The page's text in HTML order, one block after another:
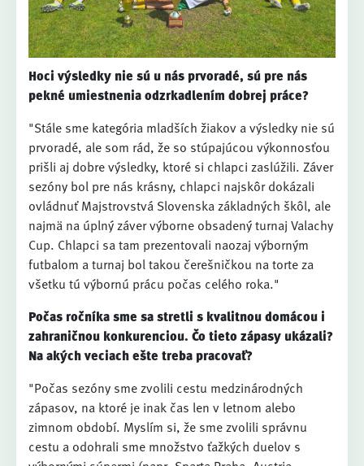
Hoci výsledky nie sú u nás prvoradé, sú pre nás
pekné umiestnenia odzrkadlením dobrej práce?
"Stále sme kategória mladších žiakov a výsledky nie sú
prvoradé, ale som rád, že so stúpajúcou výkonnosťou
prišli aj dobre výsledky, ktoré si chlapci zaslúžili. Záver
sezóny bol pre nás krásny, chlapci najskôr dokázali
ovládnuť Majstrovstvá Slovenska základných škôl, ale
najmä na úplný záver výborne obsadený turnaj Valachy
Cup. Chlapci sa tam prezentovali naozaj výborným
futbalom a turnaj bol takou čerešničkou na torte za
všetku tú výbornú prácu počas celého roka."
Počas ročníka sme sa stretli s kvalitnou domácou i
zahraničnou konkurenciou. Čo tieto zápasy ukázali?
Na akých veciach ešte treba pracovať?
"Počas sezóny sme zvolili cestu medzinárodných
zápasov, na ktoré je inak čas len v letnom alebo
zimnom období. Myslím si, že sme zvolili správnu
cestu a odohrali sme množstvo ťažkých duelov s